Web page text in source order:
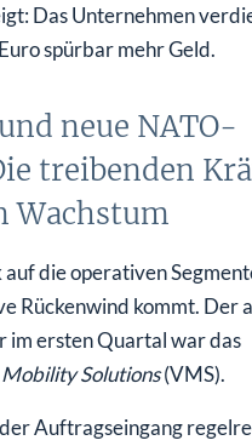
Das Unternehmen
spürbar mehr Geld.
neue NATO-
treibenden
Wachstum
auf die operativen
Rückenwind kommt. Der
im ersten Quartal war das
Mobility Solutions(VMS).
Auftragseingang